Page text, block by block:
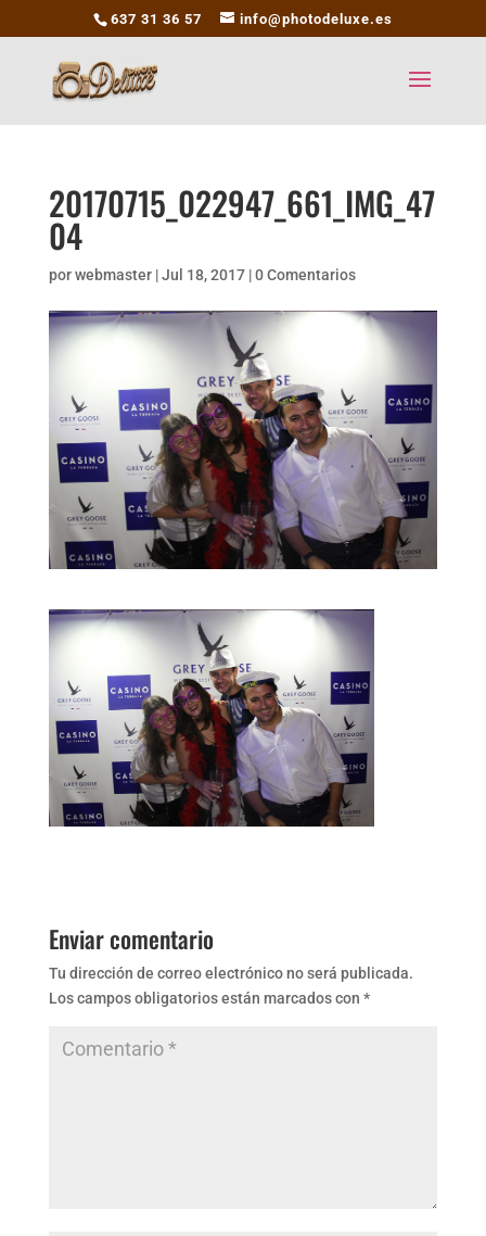
637 31 36 57 info@photodeluxe.es
20170715_022947_661_IMG_47
04
porwebmaster|Jul 18, 2017|0 Comentarios
Enviar comentario
Tu dirección de correo electrónico no será publicada.
Los campos obligatorios están marcados con *